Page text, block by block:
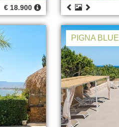
€ 18.900
PIGNA BLUE